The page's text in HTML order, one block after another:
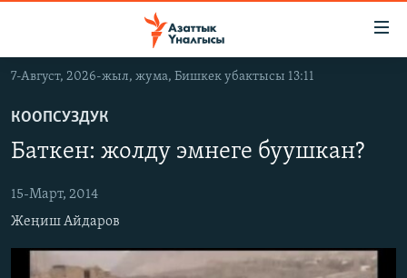
Навигацияга
өтүңүз
салыңыз
КЫРГЫЗСТАН
КЫРГЫЗСТАН
САЯСАТ
ЭКОНОМИКА
ДҮЙНӨ
ДҮЙНӨ
БОРБОР АЗИЯ
УКРАИНА
АТАЙЫН ИЛИКТӨӨ
ТВ ПРОГРАММАЛАР
7-Август, 2026-жыл, жума, Бишкек убактысы 13:11
КООПСУЗДУК
Баткен: жолду эмнеге буушкан?
15-Март, 2014
Жеңиш Айдаров